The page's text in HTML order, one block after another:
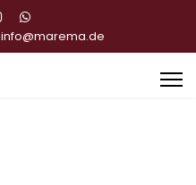
info@marema.de